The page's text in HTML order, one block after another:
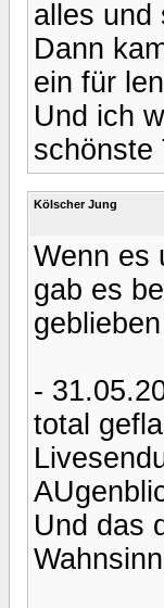
alles und
Dann
ein für
Und ich
schönste
Kölscher Jung
Wenn es
gab es
-
total
Und das